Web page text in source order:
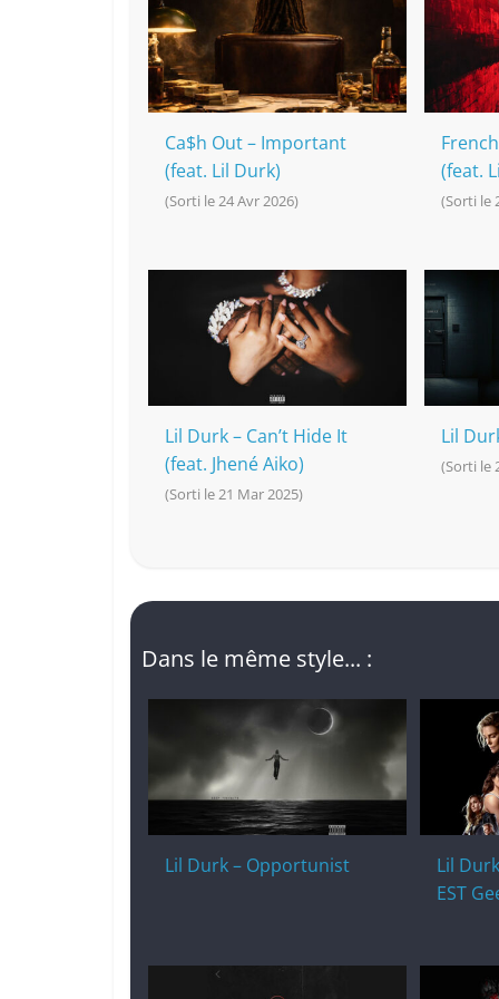
o
k
at p k
Ca$h Out – Important
(feat. Lil Durk)
(Sorti le 24 Avr 2026)
(feat.
(Sorti le
Lil Durk – Can’t Hide It
(feat. Jhené Aiko)
(Sorti le 21 Mar 2025)
Lil
(Sorti le
Dans le même style... :
Lil Durk – Opportunist
Lil
EST